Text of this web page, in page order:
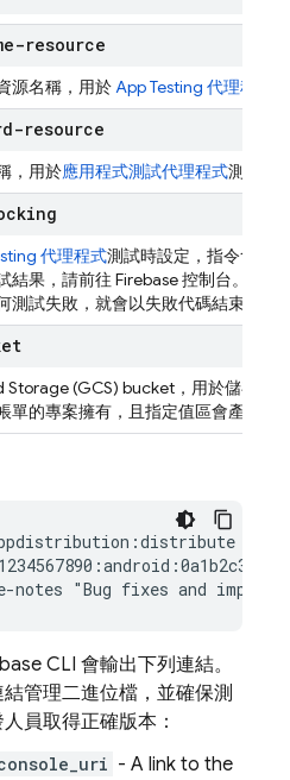
resource
源名稱，用於App Testing 代理程式
resource
，用於應用程式測試代理程式測試期
代理程式測試時設定，指令會啟
結果，請前往 Firebase 控制台。如
測試失敗，就會以失敗代碼結束。
Storage (GCS) bucket，用於儲存測
單的專案擁有，且指定值區會產生儲
notes "Bug fixes and
CLI 會輸出下列連結。
管理二進位檔，並確保測
員取得正確版本：
- A link to the